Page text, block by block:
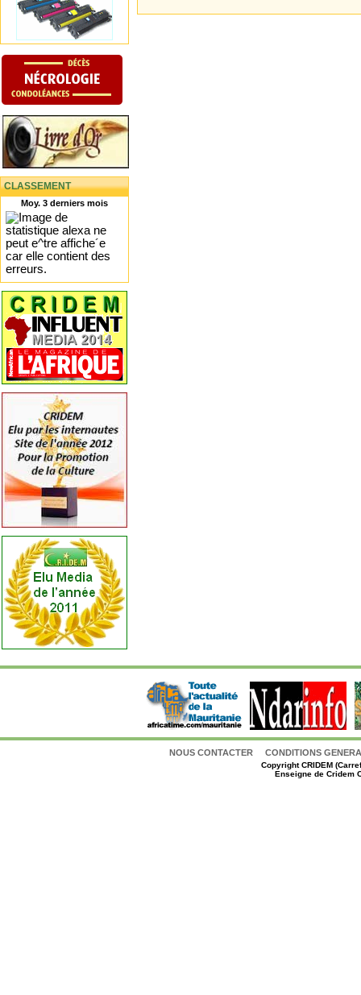
CLASSEMENT
Moy. 3 derniers mois
NOUS CONTACTER CONDITIONS
CopyrightCRIDEM
Enseigne de Cridem